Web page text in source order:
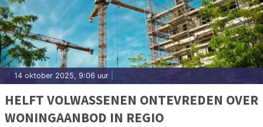
14 oktober 2025, 9:06 uur
HELFT VOLWASSENEN ONTEVREDEN OVER
WONINGAANBOD IN REGIO